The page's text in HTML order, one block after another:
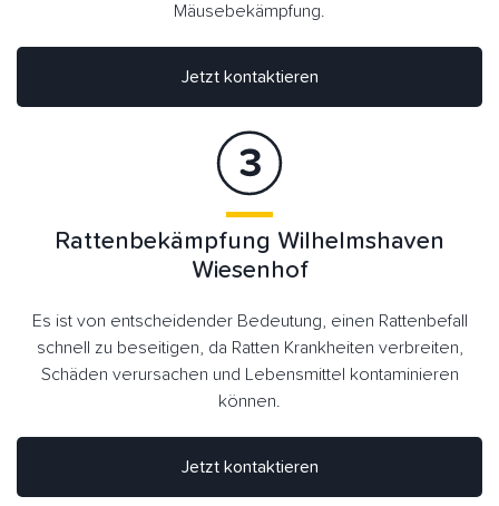
Jetzt kontaktieren
Mäusebekämpfung.
Rattenbekämpfung Wilhelmshaven
Wiesenhof
Es ist von entscheidender Bedeutung, einen Rattenbefall
schnell zu beseitigen, da Ratten Krankheiten verbreiten,
Schäden verursachen und Lebensmittel kontaminieren
können.
Jetzt kontaktieren